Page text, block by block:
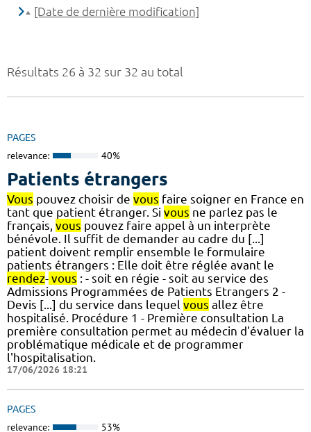
Résultats 26 à 32 sur 32 au total
PAGES
relevance: 40%
Patients étrangers
Vous pouvez choisir de vous faire soigner en France en
tant que patient étranger. Si vous ne parlez pas le
français, vous pouvez faire appel à un interprète
bénévole. Il suffit de demander au cadre du [...]
patient doivent remplir ensemble le formulaire
patients étrangers : Elle doit être réglée avant le
rendez- vous : - soit en régie - soit au service des
Admissions Programmées de Patients Etrangers 2 -
Devis [...] du service dans lequel vous allez être
hospitalisé. Procédure 1 - Première consultation La
première consultation permet au médecin d'évaluer la
problématique médicale et de programmer
l'hospitalisation.
17/06/2026 18:21
PAGES
relevance: 53%
[Date de dernière modification]